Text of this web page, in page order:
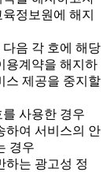
정보원에 해지
음 각 호에 해당
용계약을 해지하
스 제공을 중지할
사용한 경우
하여 서비스의 안
경우
하는 광고성 정